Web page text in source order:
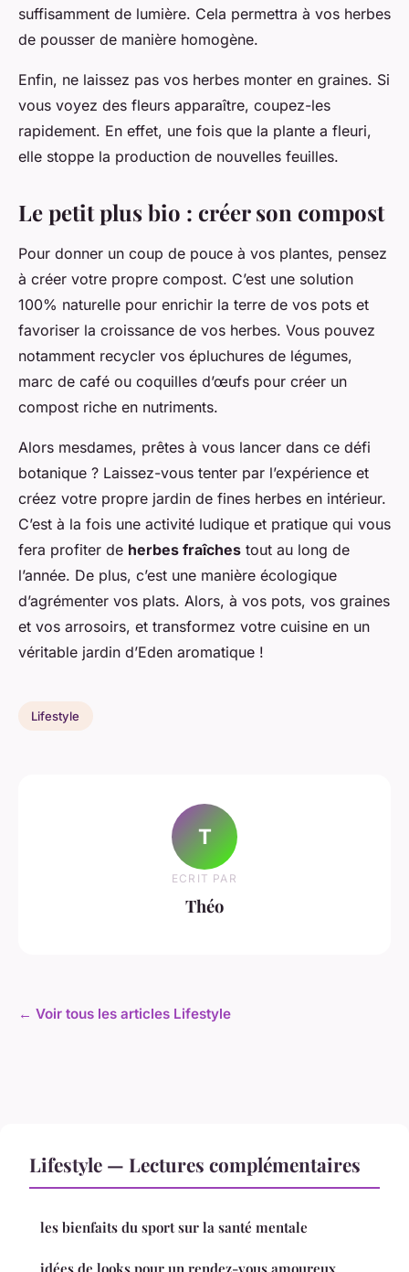
suffisamment de lumière. Cela permettra à vos herbes
de pousser de manière homogène.
Enfin, ne laissez pas vos herbes monter en graines. Si
vous voyez des fleurs apparaître, coupez-les
rapidement. En effet, une fois que la plante a fleuri,
elle stoppe la production de nouvelles feuilles.
Le petit plus bio : créer son compost
Pour donner un coup de pouce à vos plantes, pensez
à créer votre propre compost. C’est une solution
100% naturelle pour enrichir la terre de vos pots et
favoriser la croissance de vos herbes. Vous pouvez
notamment recycler vos épluchures de légumes,
marc de café ou coquilles d’œufs pour créer un
compost riche en nutriments.
Alors mesdames, prêtes à vous lancer dans ce défi
botanique ? Laissez-vous tenter par l’expérience et
créez votre propre jardin de fines herbes en intérieur.
C’est à la fois une activité ludique et pratique qui vous
fera profiter de herbes fraîches tout au long de
l’année. De plus, c’est une manière écologique
d’agrémenter vos plats. Alors, à vos pots, vos graines
et vos arrosoirs, et transformez votre cuisine en un
véritable jardin d’Eden aromatique !
Lifestyle
T
ECRIT PAR
Théo
← Voir tous les articles Lifestyle
Lifestyle — Lectures complémentaires
les bienfaits du sport sur la santé mentale